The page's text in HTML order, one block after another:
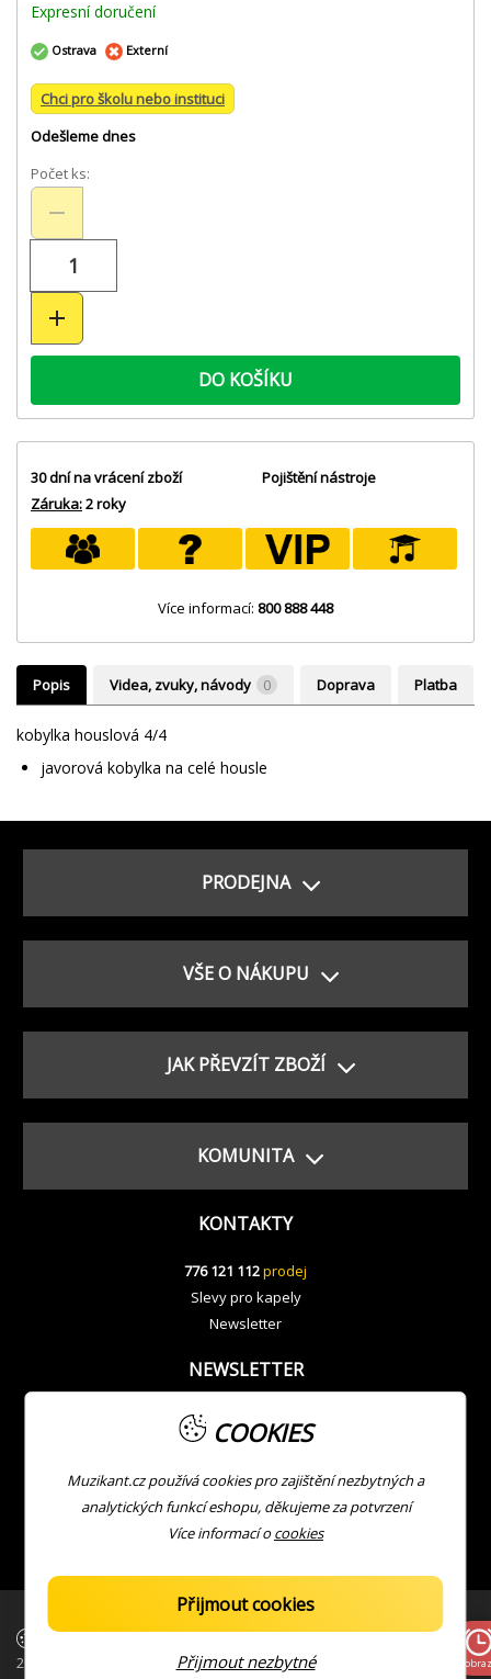
Expresní doručení
Ostrava Externí
Chci pro školu nebo instituci
Odešleme dnes
Počet ks:
DO KOŠÍKU
30 dní na vrácení zboží
Záruka:2 roky
Pojištění nástroje
Více informací: 800 888 448
Popis Videa, zvuky, návody 0 Doprava Platba
kobylka houslová 4/4
javorová kobylka na celé housle
PRODEJNA
VŠE O NÁKUPU
JAK PŘEVZÍT ZBOŽÍ
KOMUNITA
KONTAKTY
776 121 112prodej
Slevy pro kapely
Newsletter
NEWSLETTER
| Copyright © Muzikant
2026
Developed with ❤ by JV
COOKIES
Muzikant.cz používá cookies pro zajištění nezbytných a
analytických funkcí eshopu, děkujeme za potvrzení
Více informací ocookies
Přijmout cookies
Přijmout nezbytné